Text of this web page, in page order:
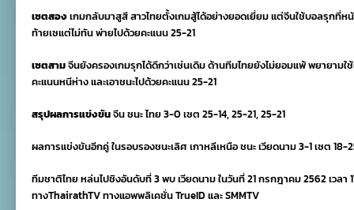
เซตสองเกมกลับมาสูสี สาวไทยตั้งเกมสู้ได้อย่างยอดเยี่ยม แต่จีนใช้บอลรุกที่ห
ท้ายเซแต่ไม่ทัน พ่ายไปด้วยคะแนน 25-21
เซตสามจีนยังครองเกมรุกได้ดีกว่าเช่นเดิม ด้านทีมไทยยังไม่ยอมแพ้ พยายามใ
คะแนนหนีห่าง และเอาชนะไปด้วยคะแนน 25-21
สรุปผลการแข่งขันจีน ชนะ ไทย 3-0 เซต 25-14, 25-21, 25-21
ผลการแข่งขันอีกคู่ ในรอบรองชนะเลิศ เกาหลีเหนือ ชนะ เวียดนาม 3-1 เซต
ทีมชาติไทย หล่นไปชิงอันดับที่ 3 พบ เวียดนาม ในวันที่ 21 กรกฎาคม 2562 เวล
ทางThairathTV ทางแอพพลิเคชั่น TrueID และ SMMTV